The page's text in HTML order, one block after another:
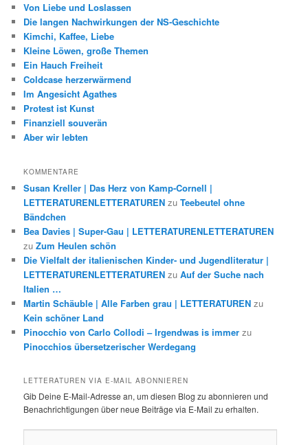
Von Liebe und Loslassen
Die langen Nachwirkungen der NS-Geschichte
Kimchi, Kaffee, Liebe
Kleine Löwen, große Themen
Ein Hauch Freiheit
Coldcase herzerwärmend
Im Angesicht Agathes
Protest ist Kunst
Finanziell souverän
Aber wir lebten
KOMMENTARE
Susan Kreller | Das Herz von Kamp-Cornell |
LETTERATURENLETTERATUREN zuTeebeutel ohne
Bändchen
Bea Davies | Super-Gau | LETTERATURENLETTERATUREN
zuZum Heulen schön
Die Vielfalt der italienischen Kinder- und Jugendliteratur |
LETTERATURENLETTERATUREN zuAuf der Suche nach
Italien …
Martin Schäuble | Alle Farben grau | LETTERATUREN zu
Kein schöner Land
Pinocchio von Carlo Collodi – Irgendwas is immer zu
Pinocchios übersetzerischer Werdegang
LETTERATUREN VIA E-MAIL ABONNIEREN
Gib Deine E-Mail-Adresse an, um diesen Blog zu abonnieren und
Benachrichtigungen über neue Beiträge via E-Mail zu erhalten.